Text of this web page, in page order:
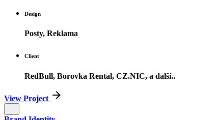
Design
Posty, Reklama
Client
RedBull, Borovka Rental, CZ.NIC, a další..
View Project